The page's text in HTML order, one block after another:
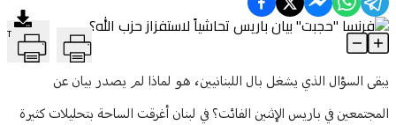
مواقف
وليد جنبلاط
ابحث
فرنسا "حجبت" بيان باريس تحاشياً لاستفزاز حزب الله؟ T
Article Content
يبقى السؤال الذي يشغل بال اللبنانيين، هو لماذا لم يصدر بيان عن
المجتمعين في باريس الإثنين الفائت؟ في لبنان أغرقت الساحة بتحليلات كثيرة